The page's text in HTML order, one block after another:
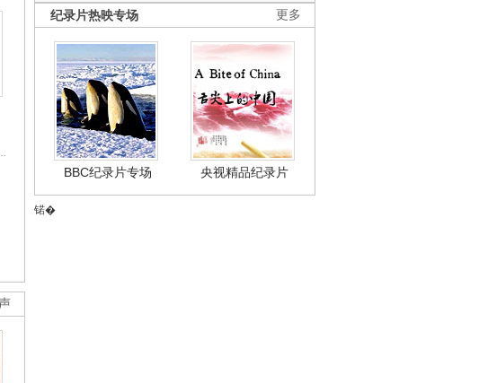
更多
纪录片热映专场
BBC纪录片专场 央视精品纪录片
锘�